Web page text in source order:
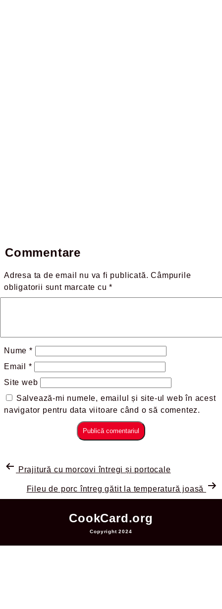
Commentare
Adresa ta de email nu va fi publicată. Câmpurile
obligatorii sunt marcate cu*
Nume *
Email *
Site web
Salvează-mi numele, emailul și site-ul web în acest
navigator pentru data viitoare când o să comentez.
Prajitură cu morcovi întregi și portocale
Fileu de porc întreg gătit la temperatură joasă
CookCard.org
Copyright 2024